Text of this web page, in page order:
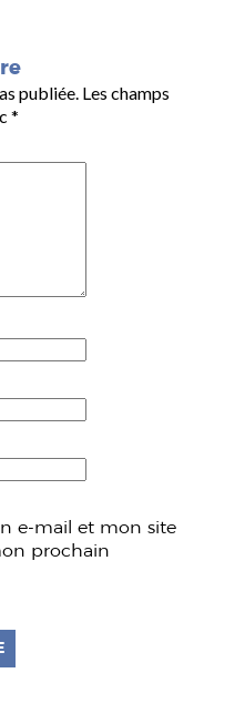
publiée. Les champs
*
e-mail et mon site
prochain